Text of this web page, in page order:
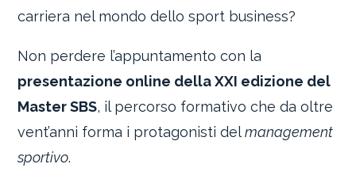
carriera nel mondo dello sport business?
Non perdere l’appuntamento con la
presentazione online della XXI edizione del
Master SBS, il percorso formativo che da oltre
vent’anni forma i protagonisti delmanagement
sportivo.